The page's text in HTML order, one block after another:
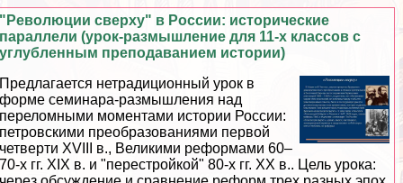
"Революции сверху" в России: исторические
параллели (урок-размышление для 11-х классов с
углубленным преподаванием истории)
Предлагается нетрадиционный урок в
форме семинара-размышления над
переломными моментами истории России:
петровскими преобразованиями первой
четверти XVIII в., Великими реформами 60–
70-х гг. XIX в. и "перестройкой" 80-х гг. ХХ в.. Цель урока: